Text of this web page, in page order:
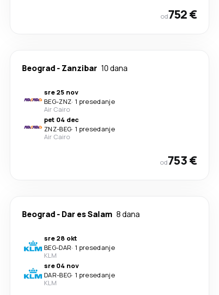
od752 €
Beograd- Zanzibar 10 dana
sre 25 nov
BEG-ZNZ· 1 presedanje
Air Cairo
pet 04 dec
ZNZ-BEG· 1 presedanje
Air Cairo
od753 €
Beograd- Dar es Salam 8 dana
sre 28 okt
BEG-DAR· 1 presedanje
KLM
sre 04 nov
DAR-BEG· 1 presedanje
KLM